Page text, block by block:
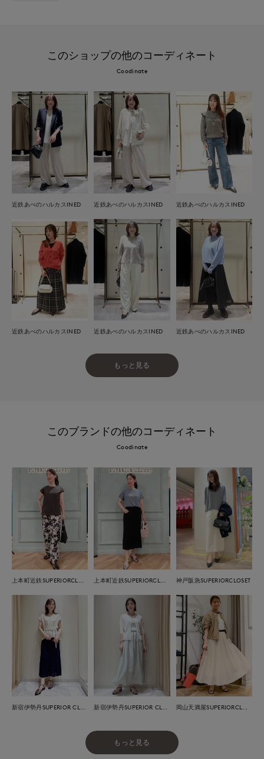
このショップの他のコーディネート
Coodinate
近鉄あべのハルカスINED 近鉄あべのハルカスINED 近鉄あべのハルカスINED
近鉄あべのハルカスINED 近鉄あべのハルカスINED 近鉄あべのハルカスINED
もっと見る
このブランドの他のコーディネート
Coodinate
神戸阪急SUPERIORCLOSET
もっと見る